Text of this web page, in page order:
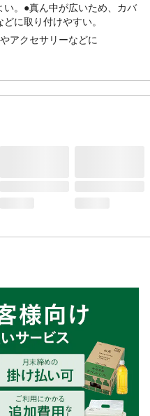
い。●真ん中が広いため、カバ
に取り付けやすい。
アクセサリーなどに